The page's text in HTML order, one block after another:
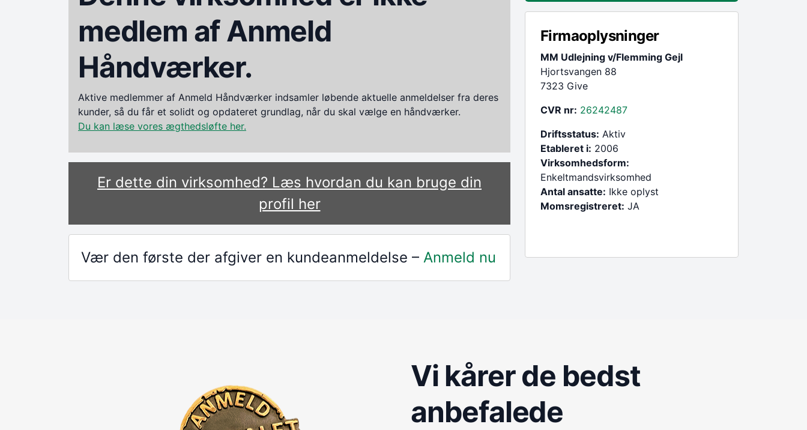
medlem af Anmeld
Håndværker.
Aktive medlemmer af Anmeld Håndværker indsamler løbende aktuelle anmeldelser fra deres
kunder, så du får et solidt og opdateret grundlag, når du skal vælge en håndværker.
Du kan læse vores ægthedsløfte her.
Er dette din virksomhed? Læs hvordan du kan bruge din
profil her
Vær den første der afgiver en kundeanmeldelse – Anmeld nu
Firmaoplysninger
MM Udlejning v/Flemming Gejl
Hjortsvangen 88
7323 Give
CVR nr: 26242487
Driftsstatus: Aktiv
Etableret i: 2006
Virksomhedsform:
Enkeltmandsvirksomhed
Antal ansatte: Ikke oplyst
Momsregistreret: JA
Vi kårer de bedst
anbefalede